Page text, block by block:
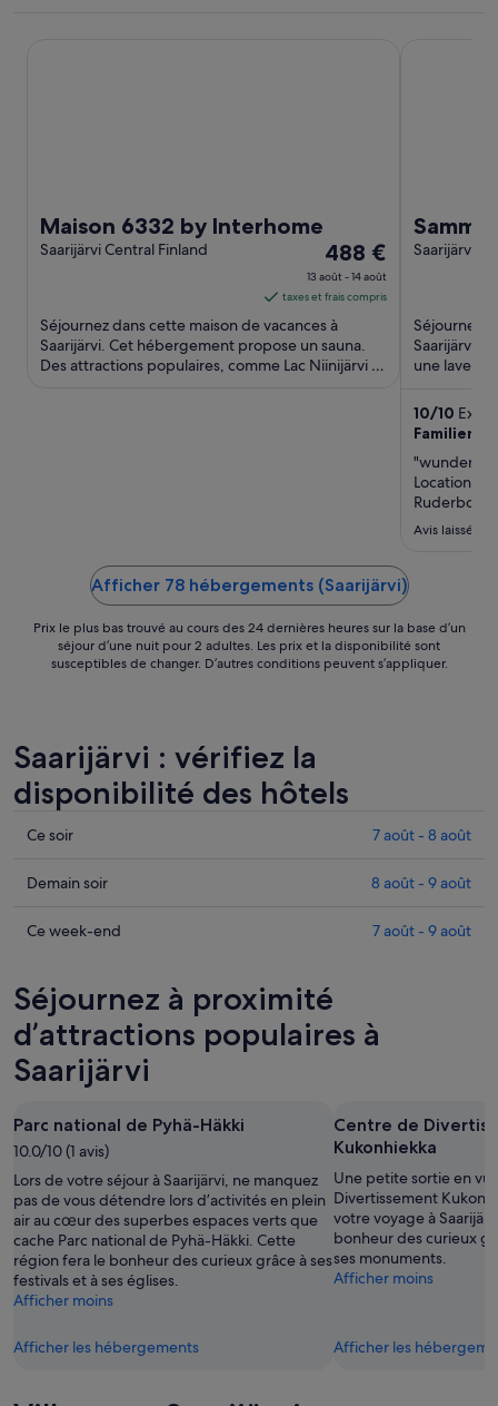
Maison 6332 by Interhome
Saarijärvi Central Finland
Le
prix
est
de 488 €
par
nuit
488 €
13 août - 14 août
taxes et frais compris
Séjournez dans cette maison de vacances à
Saarijärvi. Cet hébergement propose un sauna.
Des attractions populaires, comme Lac Niinijärvi et
Saarijärvi
Séjournez
Saarijärvi.
une laverie
10/10
Location
Ruderboot
Avis laissé le
Afficher 78 hébergements (Saarijärvi)
Prix le plus bas trouvé au cours des 24 dernières heures sur la base d’un
séjour d’une nuit pour 2 adultes. Les prix et la disponibilité sont
susceptibles de changer. D’autres conditions peuvent s’appliquer.
Saarijärvi : vérifiez la
disponibilité des hôtels
Consulter
prix
Saarijärvi
nuit,
7
août
-
Ce soir 7 août - 8 août
Consulter
prix
pour
demain
soir,
8
-
9
août
Demain soir 8 août - 9 août
Consulter
à
Saarijärvi
pour
ce
end,
7
août
-
9
août
Ce week-end 7 août - 9 août
Séjournez à proximité
d’attractions populaires à
Saarijärvi
Parc national de Pyhä-Häkki
10.0/10 (1 avis)
Lors de votre séjour à Saarijärvi, ne manquez
pas de vous détendre lors d’activités en plein
air au cœur des superbes espaces verts que
cache Parc national de Pyhä-Häkki. Cette
région fera le bonheur des curieux grâce à ses
festivals et à ses églises.
Afficher moins
Afficher les hébergements
Centre de
Kukonhiekka
Une petite sortie en
Divertissement
votre voyage à
bonheur des curieux
ses monuments.
Afficher moins
Afficher les